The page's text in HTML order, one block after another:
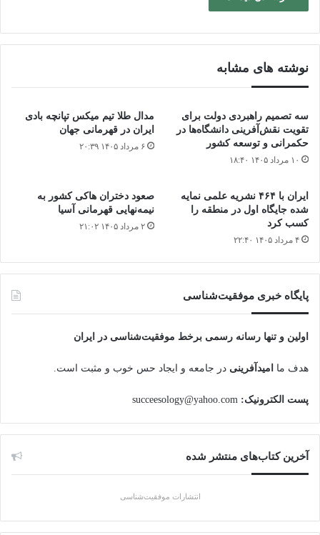
نوشته های مشابه
سه تصمیم راهبردی دولت برای
تقویت نقش‌آفرینی دانشگاه‌ها در
حکمرانی و توسعه کشور
۱۰ مرداد ۱۴۰۵ ۱۸:۴۰
مدال طلا تیم میکس تپانچه بادی
ایران در قهرمانی جهان
۶ مرداد ۱۴۰۵ ۲۰:۳۹
ایران با ۴۶۴ نشریه علمی نمایه
شده جایگاه اول در منطقه را
کسب کرد
۴ مرداد ۱۴۰۵ ۲۲:۴۰
صعود دختران هاکی کشور به
نیمه‌نهایی قهرمانی آسیا
۲ مرداد ۱۴۰۵ ۲۱:۰۲
پایگاه‌ خبری موفقیت‌شناسی
اولین و تنها رسانه رسمی برخط موفقیت‌شناسی در ایران
هدف ما امیدآفرینی در جامعه و ایجاد حس خوب و مثبت است.
پست الکترونیک:
آخرین کتاب‌های منتشر شده
انتشارات موفقیت‌شناسی